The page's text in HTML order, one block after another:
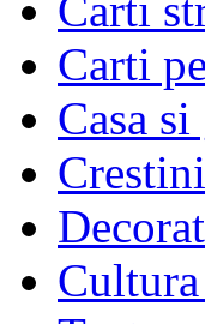
Carti
Carti
Casa